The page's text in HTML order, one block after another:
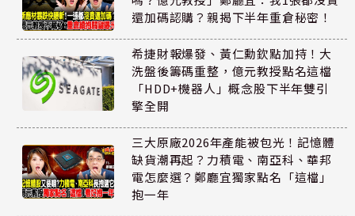
還加碼認購？親揭下半年重倉秘密！
希捷財報爆發、黃仁勳欽點加持！大
洗盤後籌碼重整，億元教授點名這檔
「HDD+機器人」概念股下半年雙引
擎全開
三大原廠2026年產能被包光！記憶體
缺貨潮再起？力積電、南亞科、華邦
電怎麼選？鄭廳宜獨家點名「這檔」
抱一年